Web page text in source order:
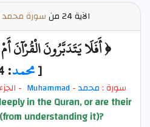
الآية سورة محمد
﴿ أَفَلَا يَتَدَبَّرُونَ الْقُرْآنَ
[محمد: 24]
سورة :محمد-
Muhammad
-
in the Quran, or are their
understanding it)?